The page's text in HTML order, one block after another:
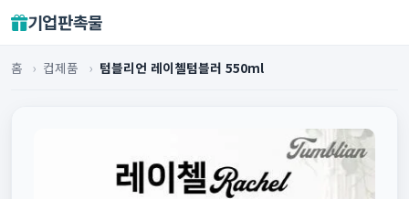
기업판촉물
홈 › 컵제품 › 텀블리언 레이첼텀블러 550ml